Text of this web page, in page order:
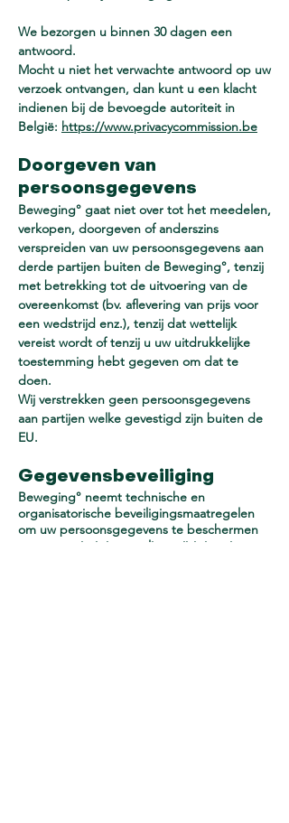
We bezorgen u binnen 30 dagen een
antwoord.
Mocht u niet het verwachte antwoord op uw
verzoek ontvangen, dan kunt u een klacht
indienen bij de bevoegde autoriteit in
België: https://www.privacycommission.be
Doorgeven van
persoonsgegevens
Beweging° gaat niet over tot het meedelen,
verkopen, doorgeven of anderszins
verspreiden van uw persoonsgegevens aan
derde partijen buiten de Beweging°, tenzij
met betrekking tot de uitvoering van de
overeenkomst (bv. aflevering van prijs voor
een wedstrijd enz.), tenzij dat wettelijk
vereist wordt of tenzij u uw uitdrukkelijke
toestemming hebt gegeven om dat te
doen.
Wij verstrekken geen persoonsgegevens
aan partijen welke gevestigd zijn buiten de
EU.
Gegevensbeveiliging
Beweging° neemt technische en
organisatorische beveiligingsmaatregelen
om uw persoonsgegevens te beschermen
tegen vernietiging, verlies, wijziging, inzage